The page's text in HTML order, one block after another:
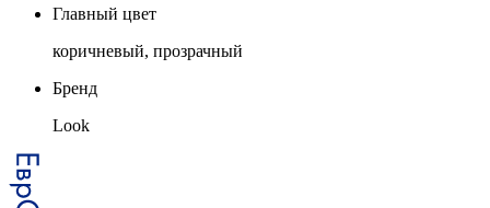
Главный цвет
коричневый, прозрачный
Бренд
Look